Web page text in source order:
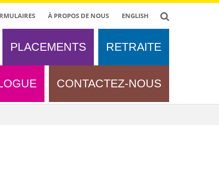
À PROPOS DE NOUS ENGLISH
PLACEMENTS RETRAITE
CONTACTEZ-NOUS